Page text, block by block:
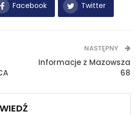
Facebook Twitter
NASTĘPNY
Informacje z Mazowsza
68